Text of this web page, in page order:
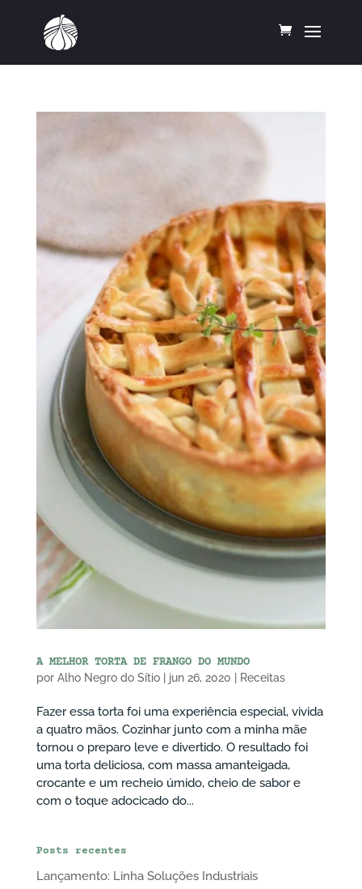
A MELHOR TORTA DE FRANGO DO MUNDO
por Alho Negro do Sítio| jun 26, 2020 Receitas
Fazer essa torta foi uma experiência especial, vivida
a quatro mãos. Cozinhar junto com a minha mãe
tornou o preparo leve e divertido. O resultado foi
uma torta deliciosa, com massa amanteigada,
crocante e um recheio úmido, cheio de sabor e
com o toque adocicado do...
Posts recentes
Lançamento: Linha Soluções Industriais